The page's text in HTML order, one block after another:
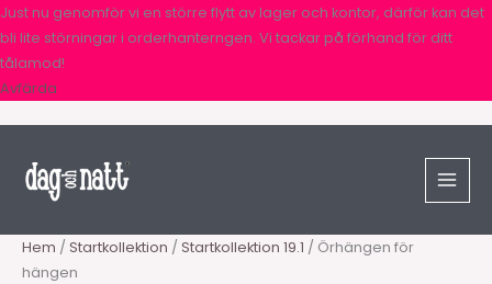
Just nu genomför vi en större flytt av lager och kontor, därför kan det
bli lite störningar i orderhanterngen. Vi tackar på förhand för ditt
tålamod!
Avfärda
Hoppa
till
innehåll
Hem / Startkollektion / Startkollektion 19.1 / Örhängen för
hängen
för
hängen
produkter